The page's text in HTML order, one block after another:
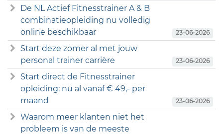
De NL Actief Fitnesstrainer A & B
combinatieopleiding nu volledig
online beschikbaar
23-06-2026
Start deze zomer al met jouw
personal trainer carrière
23-06-2026
Start direct de Fitnesstrainer
opleiding: nu al vanaf € 49,- per
maand
23-06-2026
Waarom meer klanten niet het
probleem is van de meeste